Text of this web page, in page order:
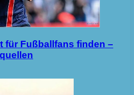
für Fußballfans finden –